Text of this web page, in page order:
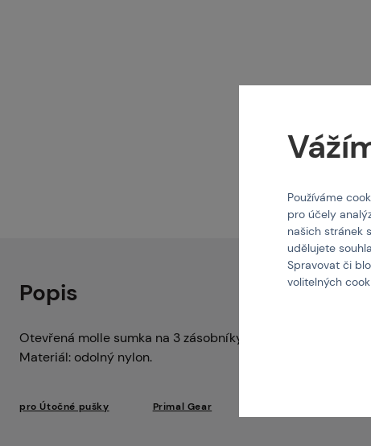
Popis
Otevřená molle sumka na 3 zásobníky M4/M16
Materiál: odolný nylon.
pro Útočné pušky Primal Gear
Používáme
pro účely
našich stránek
udělujete
Spravovat či
volitelných